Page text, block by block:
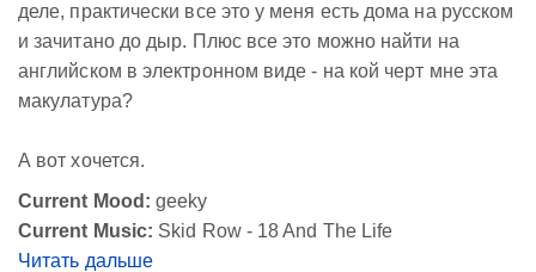
деле, практически все это у меня есть дома на русском
и зачитано до дыр. Плюс все это можно найти на
английском в электронном виде - на кой черт мне эта
макулатура?
А вот хочется.
Current Mood: geeky
Current Music: Skid Row - 18 And The Life
Читать дальше